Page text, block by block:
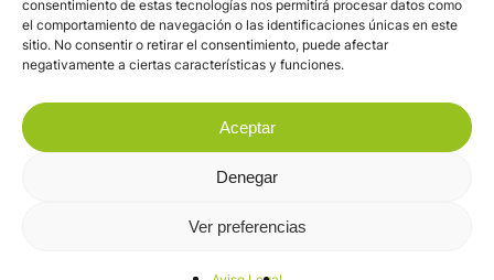
consentimiento de estas tecnologías nos permitirá procesar datos como
el comportamiento de navegación o las identificaciones únicas en este
sitio. No consentir o retirar el consentimiento, puede afectar
negativamente a ciertas características y funciones.
Aceptar
Denegar
Ver preferencias
AVISO LEGAL